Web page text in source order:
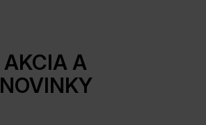
AKCIA A
NOVINKY